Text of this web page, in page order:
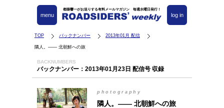
都築響一がお送りする有料メールマガジン 毎週水曜日発行！
log in
menu
TOP バックナンバー 2013年01月 配信
隣人。―― 北朝鮮への旅
BACKNUMBERS
バックナンバー：2013年01月23日 配信号 収録
photography
隣人。―― 北朝鮮への旅